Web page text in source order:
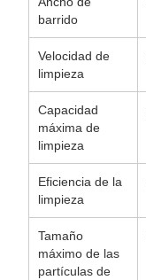
barrido
Velocidad de
limpieza
Capacidad
máxima de
limpieza
Eficiencia de la
limpieza
Tamaño
máximo de las
partículas de